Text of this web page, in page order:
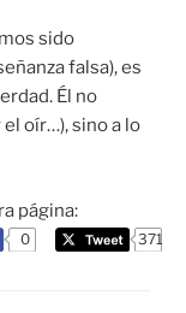
sido
falsa), es
Él no
oír…), sino a lo
página:
0 371